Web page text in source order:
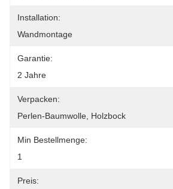
Installation:
Wandmontage
Garantie:
2 Jahre
Verpacken:
Perlen-Baumwolle, Holzbock
Min Bestellmenge:
1
Preis: